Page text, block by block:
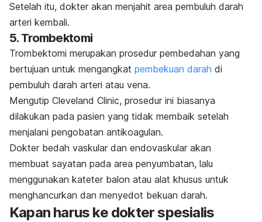
Setelah itu, dokter akan menjahit area pembuluh darah
arteri kembali.
5. Trombektomi
Trombektomi merupakan prosedur pembedahan yang
bertujuan untuk mengangkat pembekuan darah di
pembuluh darah arteri atau vena.
Mengutip Cleveland Clinic, prosedur ini biasanya
dilakukan pada pasien yang tidak membaik setelah
menjalani pengobatan antikoagulan.
Dokter bedah vaskular dan endovaskular akan
membuat sayatan pada area penyumbatan, lalu
menggunakan kateter balon atau alat khusus untuk
menghancurkan dan menyedot bekuan darah.
Kapan harus ke dokter spesialis